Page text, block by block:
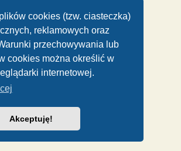
cookies (tzw. ciasteczka)
reklamowych oraz
przechowywania lub
cookies można określić w
internetowej.
Akceptuję!